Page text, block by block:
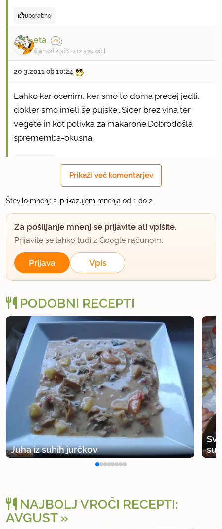
uporabno
eta
član od 2008 412 sporočil
20.3.2011 ob 10:24
Lahko kar ocenim, ker smo to doma precej jedli,
dokler smo imeli še pujske...Sicer brez vina ter
vegete in kot polivka za makarone.Dobrodošla
sprememba-okusna.
Prikaži več komentarjev
Število mnenj: 2, prikazujem mnenja od 1 do 2
Za pošiljanje mnenj se prijavite ali vpišite.
Prijavite se lahko tudi z Google računom.
Prijava Vpis
PODOBNI RECEPTI
Juha iz suhih jurčkov
NAJBOLJ VROČI RECEPTI:
AVGUST